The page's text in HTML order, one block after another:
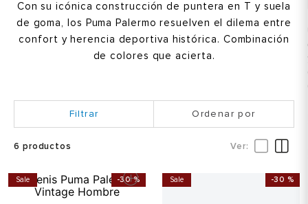
Con su icónica construcción de puntera en T y suela
de goma, los Puma Palermo resuelven el dilema entre
confort y herencia deportiva histórica. Combinación
de colores que acierta.
Ordenar por
6 productos
Sale -30 % Sale -30 %
balance 327
tommy hilfiger
mujer